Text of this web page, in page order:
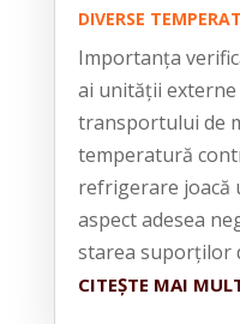
DIVERSE
Importanța
ai unității
transportului de
temperatură
refrigerare joacă
aspect adesea
starea suporților
CITEȘTE MAI